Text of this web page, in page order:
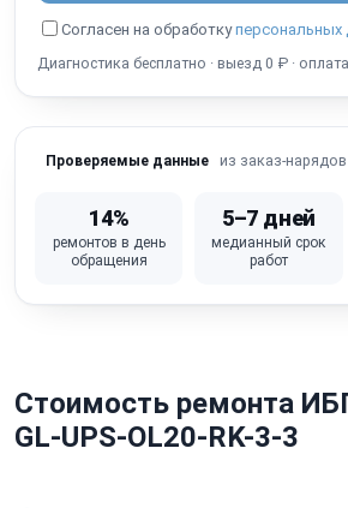
Согласен на обработкуперсональных
Диагностика бесплатно · выезд 0 ₽ ·
Проверяемые данные из заказ-
14%
ремонтов в день
обращения
5–7 дней
медианный срок
работ
Стоимость ремонта
GL-UPS-OL20-RK-3-3